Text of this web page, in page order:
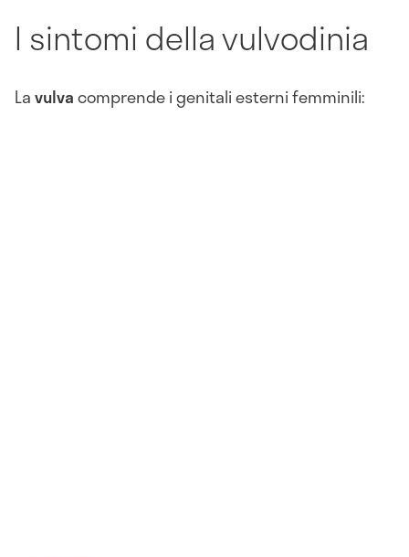
I sintomi dellavulvodinia
Lavulvacomprende i genitali esterni femminili: